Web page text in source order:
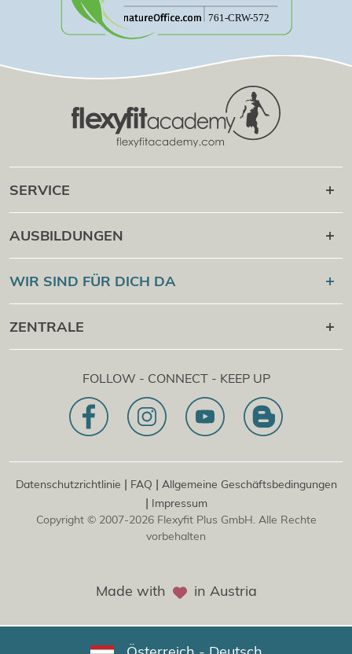
SERVICE
Karriere danach
Online Campus
Cert Check
AUSBILDUNGEN
Flexyfit
Sport Academy
Flexyfit Massage Academy
Flexyfit®Beauty Academy
WIR SIND FÜR DICH DA
+43 1 997 27 38
[email protected]
Beratungs- & Onlineanfrage
Unser Leitbild
ZENTRALE
1030 | Österreich
Dietrichgasse 27 E.EG2
Zweigstelle | DE
Konrad-Zuse-Platz 8
FOLLOW - CONNECT - KEEP UP
Datenschutzrichtlinie | FAQ | Allgemeine Geschäftsbedingungen
| Impressum
Copyright © 2007-2026 Flexyfit Plus GmbH. Alle Rechte
vorbehalten
Made with in Austria